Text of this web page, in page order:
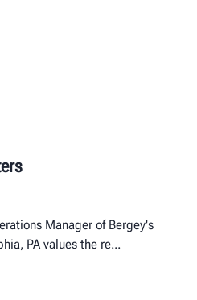
Manager of Bergey's
PA values the re